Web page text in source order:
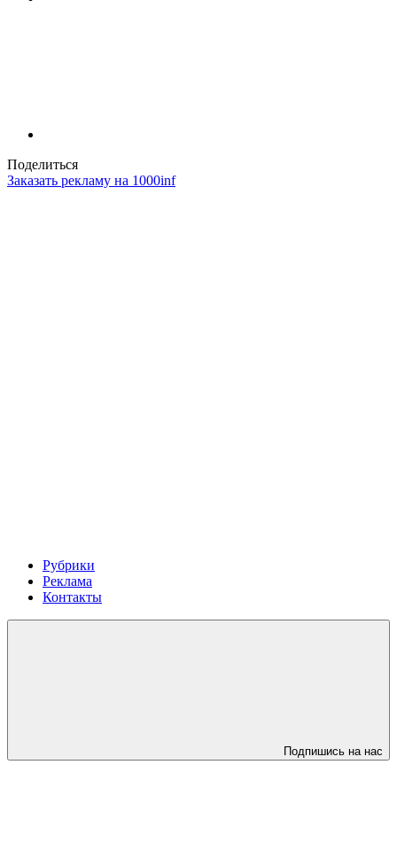
Поделиться
Заказать рекламу на 1000inf
Рубрики
Реклама
Контакты
Подпишись на нас